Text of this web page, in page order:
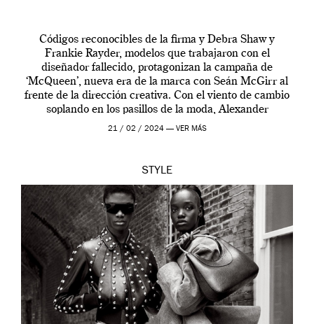
Códigos reconocibles de la firma y Debra Shaw y
Frankie Rayder, modelos que trabajaron con el
diseñador fallecido, protagonizan la campaña de
‘McQueen’, nueva era de la marca con Seán McGirr al
frente de la dirección creativa. Con el viento de cambio
soplando en los pasillos de la moda, Alexander
McQueen se prepara para una […]
21 / 02 / 2024 — VER MÁS
STYLE